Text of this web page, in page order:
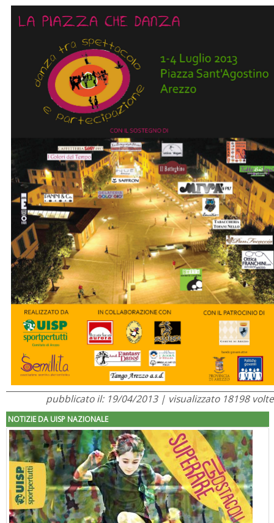
pubblicato il: 19/04/2013 | visualizzato 18198 volte
NOTIZIE DA UISP NAZIONALE